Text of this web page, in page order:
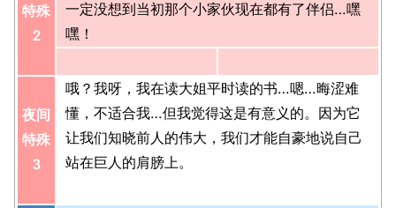
特殊
2
一定没想到当初那个小家伙现在都有了伴侣…嘿
嘿！
夜间
特殊
3
哦？我呀，我在读大姐平时读的书…嗯…晦涩难
懂，不适合我…但我觉得这是有意义的。因为它
让我们知晓前人的伟大，我们才能自豪地说自己
站在巨人的肩膀上。